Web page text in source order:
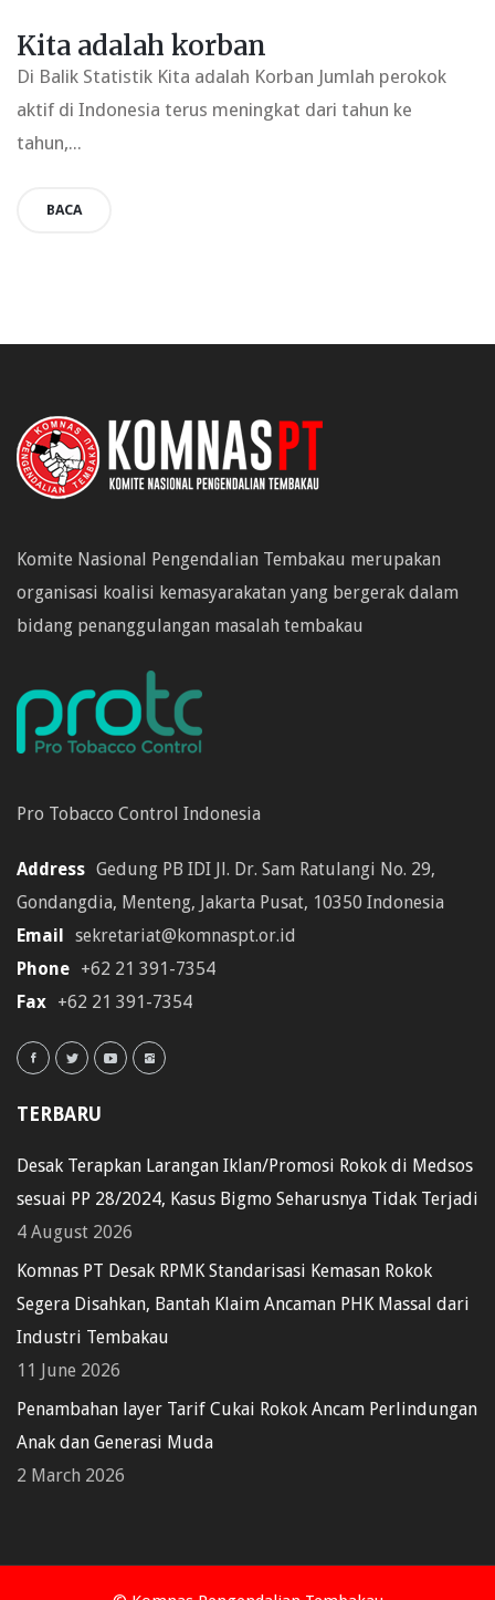
Kita adalah korban
Di Balik Statistik Kita adalah Korban Jumlah perokok
aktif di Indonesia terus meningkat dari tahun ke
tahun,...
BACA
Komite Nasional Pengendalian Tembakau merupakan
organisasi koalisi kemasyarakatan yang bergerak dalam
bidang penanggulangan masalah tembakau
Pro Tobacco Control Indonesia
Address Gedung PB IDI Jl. Dr. Sam Ratulangi No. 29,
Gondangdia, Menteng, Jakarta Pusat, 10350 Indonesia
Email
sekretariat@komnaspt.or.id
Phone +62 21 391-7354
Fax +62 21 391-7354
TERBARU
Desak Terapkan Larangan Iklan/Promosi Rokok di Medsos
sesuai PP 28/2024, Kasus Bigmo Seharusnya Tidak Terjadi
4 August 2026
Komnas PT Desak RPMK Standarisasi Kemasan Rokok
Segera Disahkan, Bantah Klaim Ancaman PHK Massal dari
Industri Tembakau
11 June 2026
Penambahan layer Tarif Cukai Rokok Ancam Perlindungan
Anak dan Generasi Muda
2 March 2026